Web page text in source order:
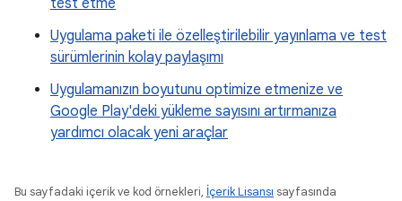
test etme
Uygulama paketi ile özelleştirilebilir yayınlama ve test
sürümlerinin kolay paylaşımı
Uygulamanızın boyutunu optimize etmenize ve
Google Play'deki yükleme sayısını artırmanıza
yardımcı olacak yeni araçlar
Bu sayfadaki içerik ve kod örnekleri, İçerik Lisansı sayfasında